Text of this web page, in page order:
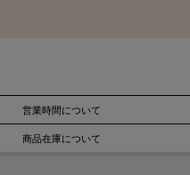
営業時間について
商品在庫について